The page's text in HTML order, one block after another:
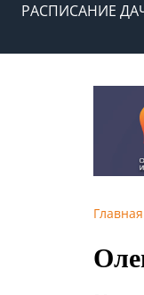
РАСПИСАНИЕ
Главная